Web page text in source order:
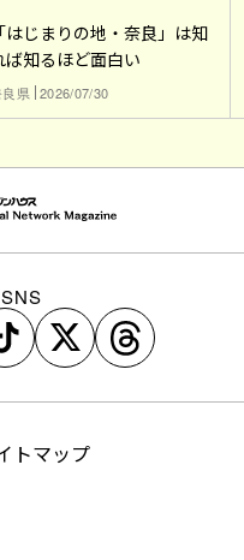
「はじまりの地・奈良」は知
ば知るほど面白い
県 2026/07/30
トマップ